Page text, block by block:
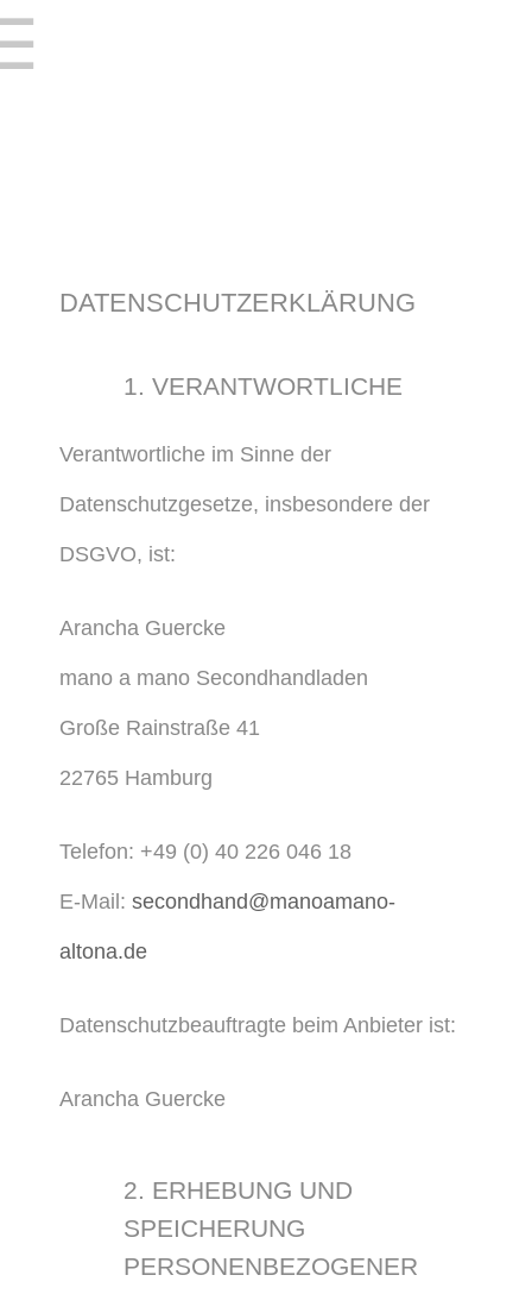
DATENSCHUTZERKLÄRUNG
1. VERANTWORTLICHE
Verantwortliche im Sinne der
Datenschutzgesetze, insbesondere der
DSGVO, ist:
Arancha Guercke
mano a mano Secondhandladen
Große Rainstraße 41
22765 Hamburg
Telefon: +49 (0) 40 226 046 18
E-Mail: secondhand@manoamano-
altona.de
Datenschutzbeauftragte beim Anbieter ist:
Arancha Guercke
2. ERHEBUNG UND
SPEICHERUNG
PERSONENBEZOGENER